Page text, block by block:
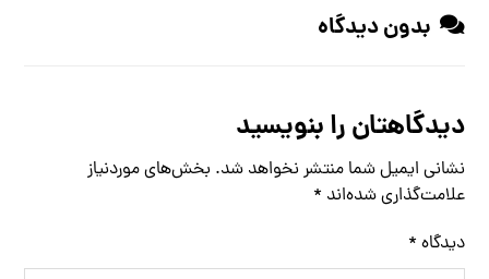
بدون دیدگاه
دیدگاهتان را بنویسید
نشانی ایمیل شما منتشر نخواهد شد. بخش‌های موردنیاز
علامت‌گذاری شده‌اند *
دیدگاه *